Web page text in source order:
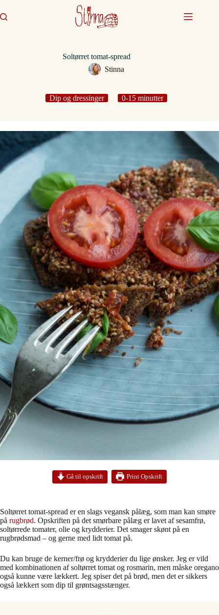
til
indhold
Soltørret tomat-spread
Stinna
Dip og dressinger 0-15 minutter
Gå til opskrift Print Opskrift
Soltørret tomat-spread er en slags vegansk pålæg, som man kan smøre
på rugbrød. Opskriften på det smørbare pålæg er lavet af sesamfrø,
soltørrede tomater, olie og krydderier. Det smager skønt på en
rugbrødsmad – og gerne med lidt tomat på.
Du kan bruge de kerner/frø og krydderier du lige ønsker. Jeg er vild
med kombinationen af soltørret tomat og rosmarin, men måske oregano
også kunne være lækkert. Jeg spiser det på brød, men det er sikkers
også lækkert som dip til grøntsagsstænger.